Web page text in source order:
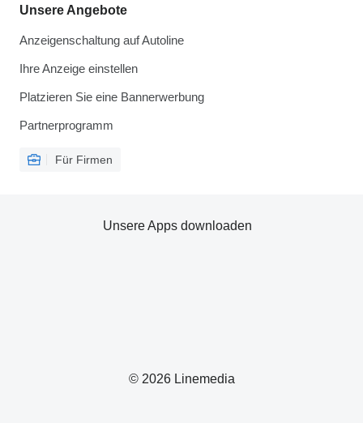
Unsere Angebote
Anzeigenschaltung auf Autoline
Ihre Anzeige einstellen
Platzieren Sie eine Bannerwerbung
Partnerprogramm
Für Firmen
© 2026 Linemedia
Unsere Apps downloaden